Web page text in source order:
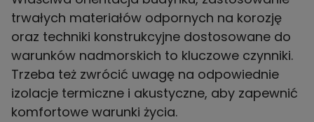
trwałych materiałów odpornych na korozję
oraz techniki konstrukcyjne dostosowane do
warunków nadmorskich to kluczowe czynniki.
Trzeba też zwrócić uwagę na odpowiednie
izolacje termiczne i akustyczne, aby zapewnić
komfortowe warunki życia.